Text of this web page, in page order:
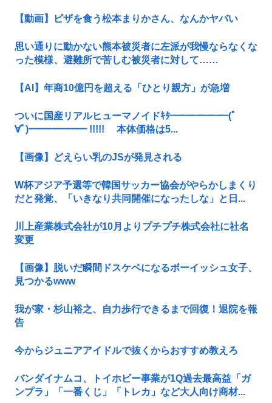
【動画】ピザを食う松本まりかさん、なんかヤバい
思い通りに動かない熊本被災者に左派が我慢ならなくな
った模様、避難所で苦しむ被災者に対して……
【AI】年商10億円を超える「ひとり親方」が急増
ついに国産リアルヒューマノイドｷﾀ━━━━━━(ﾟ
∀ﾟ)━━━━━━ !!!!! 本体価格は5...
【画像】どえらい乳のJSが発見される
W杯アジア予選等で韓国サッカー協会がやらかしまくり
だと発覚、「いきなり共同開催になったしな」と日...
川上産業株式会社が10月よりプチプチ株式会社に社名
変更
【画像】脱いだ瞬間ドスケベになるボーイッシュ女子、
見つかるwww
我が家・杉山裕之、自力歩行できるまで回復！退院を報
告
今からジュニアアイドルで抜くからおすすめ教えろ
バンダイナムコ、トイホビー事業が1Q過去最高益「ガ
ンプラ」「一番くじ」「トレカ」など大人向け商材...